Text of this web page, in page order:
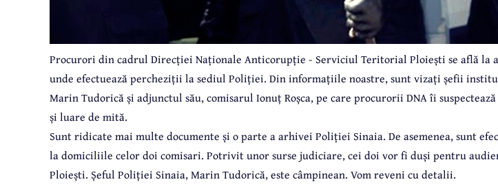
Procurori din cadrul Direcției Naționale Anticorupție - Serviciul Teritorial Ploiești se află la
unde efectuează percheziții la sediul Poliției. Din informațiile noastre, sunt vizați șefii
Marin Tudorică și adjunctul său, comisarul Ionuț Roșca, pe care procurorii DNA îi
și luare de mită.
Sunt ridicate mai multe documente și o parte a arhivei Poliției Sinaia. De asemenea, sunt
la domiciliile celor doi comisari. Potrivit unor surse judiciare, cei doi vor fi duși pentru
Ploiești. Șeful Poliției Sinaia, Marin Tudorică, este câmpinean. Vom reveni cu detalii.